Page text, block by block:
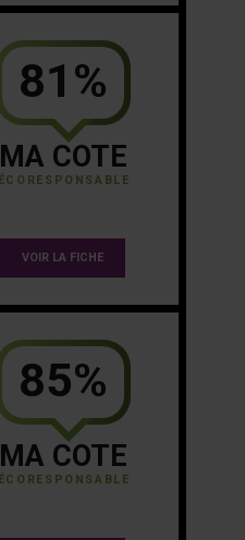
81%
MA COTE
ÉCORESPONSABLE
VOIR LA FICHE
85%
MA COTE
ÉCORESPONSABLE